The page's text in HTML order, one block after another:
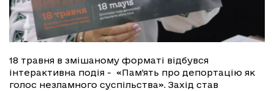
18 травня в змішаному форматі відбувся
інтерактивна подія - «Пам’ять про депортацію як
голос незламного суспільства». Захід став